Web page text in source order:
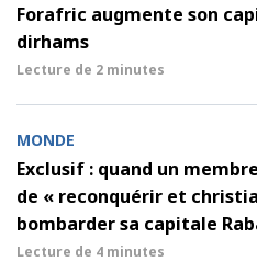
Forafric augmente son
dirhams
Lecture de 2 minutes
MONDE
Exclusif : quand un
de « reconquérir et
bombarder sa capitale
Lecture de 4 minutes